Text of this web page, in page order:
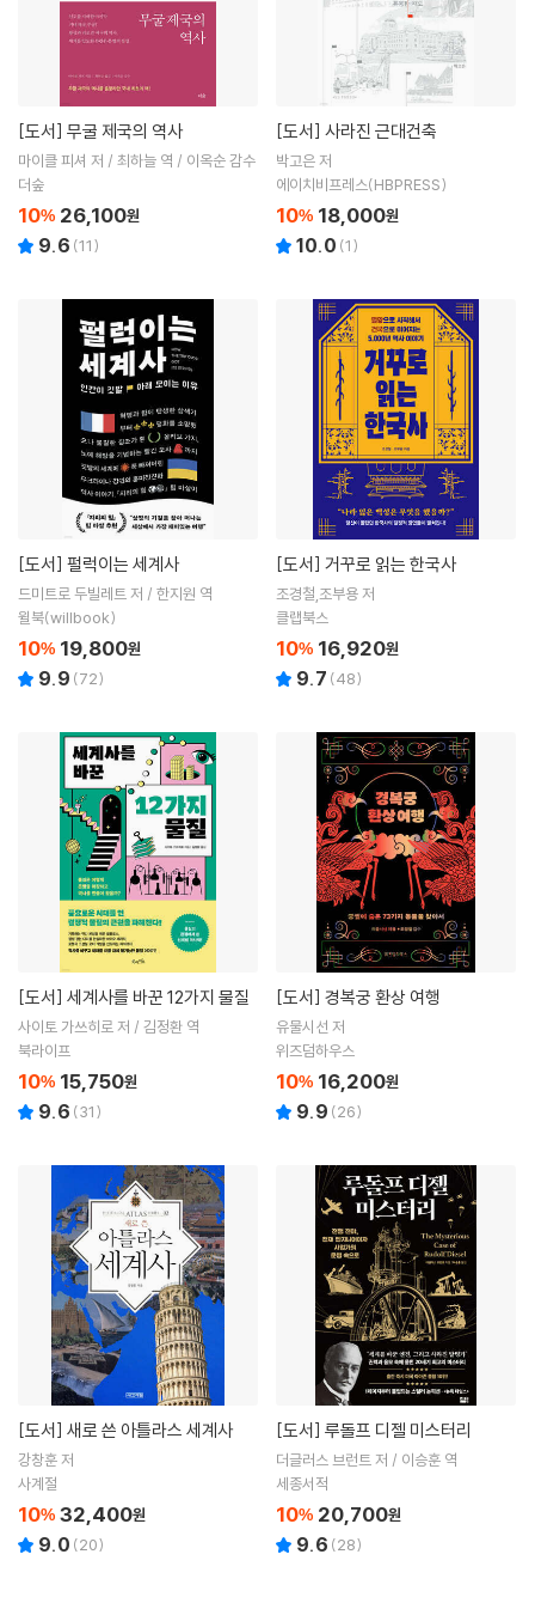
[도서] 무굴 제국의 역사
마이클 피셔 저 / 최하늘 역 / 이옥순 감수
더숲
10% 26,100원
9.6 (11)
[도서] 사라진 근대건축
박고은 저
에이치비프레스(HBPRESS)
10% 18,000원
10.0 (1)
[도서] 펄럭이는 세계사
드미트로 두빌레트 저 / 한지원 역
윌북(willbook)
10% 19,800원
9.9 (72)
[도서] 거꾸로 읽는 한국사
조경철,조부용 저
클랩북스
10% 16,920원
9.7 (48)
[도서] 세계사를 바꾼 12가지 물질
사이토 가쓰히로 저 / 김정환 역
북라이프
10% 15,750원
9.6 (31)
[도서] 경복궁 환상 여행
유물시선 저
위즈덤하우스
10% 16,200원
9.9 (26)
[도서] 새로 쓴 아틀라스 세계사
강창훈 저
사계절
10% 32,400원
9.0 (20)
[도서] 루돌프 디젤 미스터리
더글러스 브런트 저 / 이승훈 역
세종서적
10% 20,700원
9.6 (28)